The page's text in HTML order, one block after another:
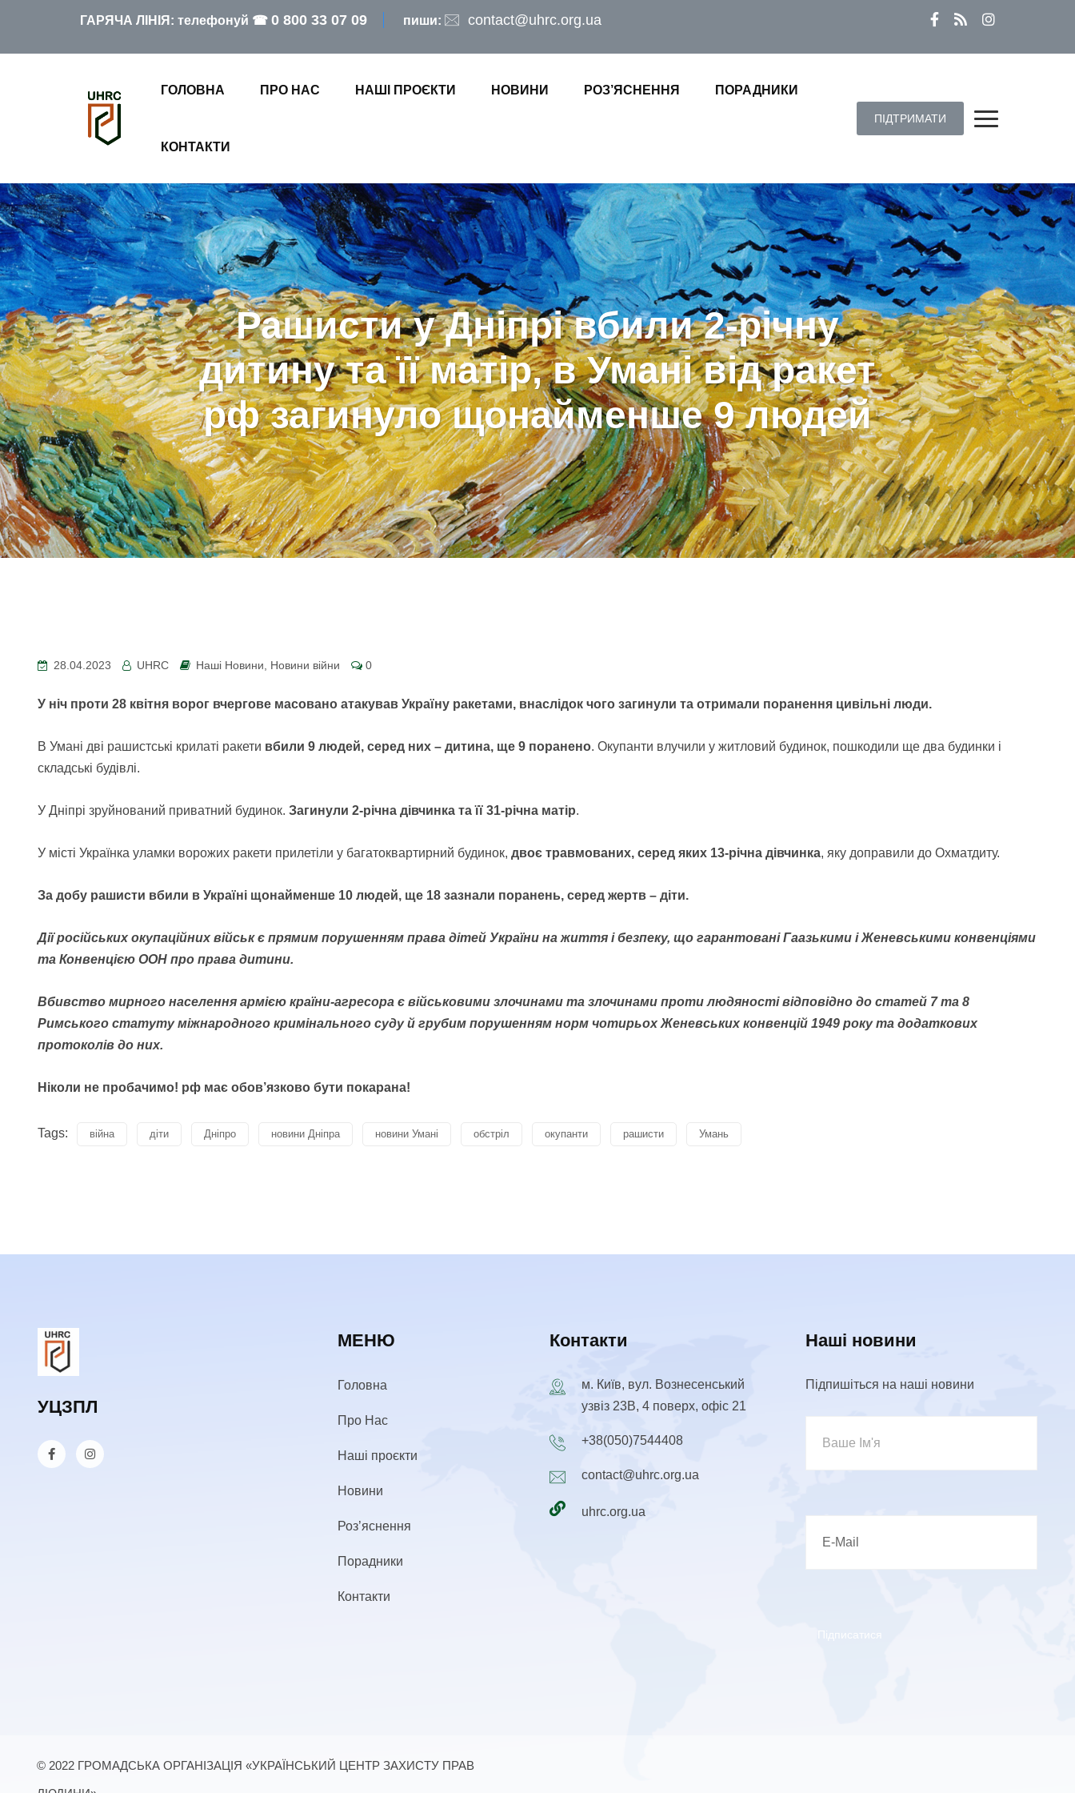
ГАРЯЧА ЛІНІЯ: телефонуй ☎ 0 800 33 07 09 пиши: contact@uhrc.org.ua
ГОЛОВНА ПРО НАС НАШІ ПРОЄКТИ НОВИНИ РОЗ’ЯСНЕННЯ ПОРАДНИКИ
КОНТАКТИ
ПІДТРИМАТИ
Рашисти у Дніпрі вбили 2-річну
дитину та її матір, в Умані від ракет
рф загинуло щонайменше 9 людей
28.04.2023 UHRC Наші Новини Новини війни 0
У ніч проти 28 квітня ворог вчергове масовано атакував Україну ракетами, внаслідок чого загинули та отримали поранення цивільні люди.
В Умані дві рашистські крилаті ракети вбили 9 людей, серед них – дитина, ще 9 поранено. Окупанти влучили у житловий будинок, пошкодили ще два будинки і
складські будівлі.
У Дніпрі зруйнований приватний будинок. Загинули 2-річна дівчинка та її 31-річна матір.
У місті Українка уламки ворожих ракети прилетіли у багатоквартирний будинок, двоє травмованих, серед яких 13-річна дівчинка, яку доправили до Охматдиту.
За добу рашисти вбили в Україні щонайменше 10 людей, ще 18 зазнали поранень, серед жертв – діти.
Дії російських окупаційних військ є прямим порушенням права дітей України на життя і безпеку, що гарантовані Гаазькими і Женевськими конвенціями
та Конвенцією ООН про права дитини.
Вбивство мирного населення армією країни-агресора є військовими злочинами та злочинами проти людяності відповідно до статей 7 та 8
Римського статуту міжнародного кримінального суду й грубим порушенням норм чотирьох Женевських конвенцій 1949 року та додаткових
протоколів до них.
Ніколи не пробачимо! рф має обов’язково бути покарана!
Tags: війна діти Дніпро новини Дніпра новини Умані обстріл окупанти рашисти Умань
УЦЗПЛ
МЕНЮ
Головна
Про Нас
Наші проєкти
Новини
Роз’яснення
Порадники
Контакти
Контакти
м. Київ, вул. Вознесенський
узвіз 23В, 4 поверх, офіс 21
+38(050)7544408
contact@uhrc.org.ua
uhrc.org.ua
Наші новини
Підпишіться на наші новини
© 2022 ГРОМАДСЬКА ОРГАНІЗАЦІЯ «УКРАЇНСЬКИЙ ЦЕНТР ЗАХИСТУ ПРАВ